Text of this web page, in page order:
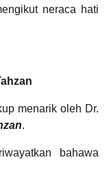
neraca hati
menarik oleh Dr.
.
bahawa